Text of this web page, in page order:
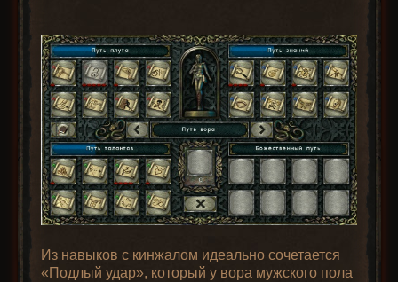
Из навыков с кинжалом идеально сочетается
«Подлый удар», который у вора мужского пола